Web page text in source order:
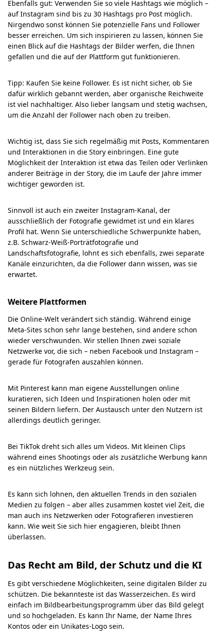
Ebenfalls gut: Verwenden Sie so viele Hashtags wie möglich –
auf Instagram sind bis zu 30 Hashtags pro Post möglich.
Nirgendwo sonst können Sie potenzielle Fans und Follower
besser erreichen. Um sich inspirieren zu lassen, können Sie
einen Blick auf die Hashtags der Bilder werfen, die Ihnen
gefallen und die auf der Plattform gut funktionieren.
Tipp: Kaufen Sie keine Follower. Es ist nicht sicher, ob Sie
dafür wirklich gebannt werden, aber organische Reichweite
ist viel nachhaltiger. Also lieber langsam und stetig wachsen,
um die Anzahl der Follower nach oben zu treiben.
Wichtig ist, dass Sie sich regelmäßig mit Posts, Kommentaren
und Interaktionen in die Story einbringen. Eine gute
Möglichkeit der Interaktion ist etwa das Teilen oder Verlinken
anderer Beiträge in der Story, die im Laufe der Jahre immer
wichtiger geworden ist.
Sinnvoll ist auch ein zweiter Instagram-Kanal, der
ausschließlich der Fotografie gewidmet ist und ein klares
Profil hat. Wenn Sie unterschiedliche Schwerpunkte haben,
z.B. Schwarz-Weiß-Porträtfotografie und
Landschaftsfotografie, lohnt es sich ebenfalls, zwei separate
Kanäle einzurichten, da die Follower dann wissen, was sie
erwartet.
Weitere Plattformen
Die Online-Welt verändert sich ständig. Während einige
Meta-Sites schon sehr lange bestehen, sind andere schon
wieder verschwunden. Wir stellen Ihnen zwei soziale
Netzwerke vor, die sich – neben Facebook und Instagram –
gerade für Fotografen auszahlen können.
Mit Pinterest kann man eigene Ausstellungen online
kuratieren, sich Ideen und Inspirationen holen oder mit
seinen Bildern liefern. Der Austausch unter den Nutzern ist
allerdings deutlich geringer.
Bei TikTok dreht sich alles um Videos. Mit kleinen Clips
während eines Shootings oder als zusätzliche Werbung kann
es ein nützliches Werkzeug sein.
Es kann sich lohnen, den aktuellen Trends in den sozialen
Medien zu folgen – aber alles zusammen kostet viel Zeit, die
man auch ins Netzwerken oder Fotografieren investieren
kann. Wie weit Sie sich hier engagieren, bleibt Ihnen
überlassen.
Das Recht am Bild, der Schutz und die KI
Es gibt verschiedene Möglichkeiten, seine digitalen Bilder zu
schützen. Die bekannteste ist das Wasserzeichen. Es wird
einfach im Bildbearbeitungsprogramm über das Bild gelegt
und so hochgeladen. Es kann Ihr Name, der Name Ihres
Kontos oder ein Unikates-Logo sein.